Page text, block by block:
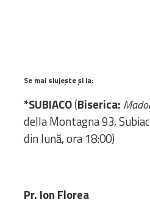
Scrisori
Resurse
Se mai slujește și la:
*SUBIACO(Biserica:
della Montagna 93,
din lună, ora 18:00)
Pr. Ion Florea